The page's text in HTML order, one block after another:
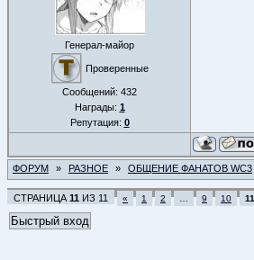
Генерал-майор
Проверенные
Сообщений: 432
Награды: 1
Репутация: 0
ФОРУМ » РАЗНОЕ » ОБЩЕНИЕ ФАНАТОВ WC3
СТРАНИЦА 11 ИЗ 11 « 1 2 9 10 11